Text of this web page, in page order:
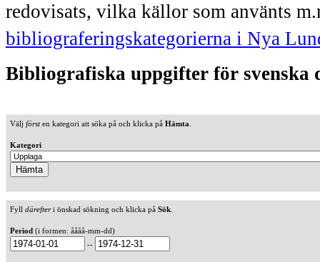
redovisats, vilka källor som använts
bibliograferingskategorierna i Nya
Bibliografiska uppgifter för svenska
Välj försten kategori att söka på och klicka på Hämta
Kategori
Fyll därefteri önskad sökning och klicka på Sök
Period (i formen: åååå-mm-dd)
--